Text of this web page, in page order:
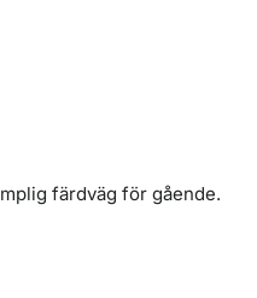
färdväg för gående.